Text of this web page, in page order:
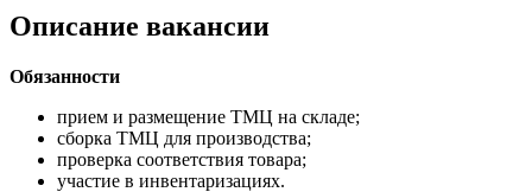
Описание вакансии
Обязанности
прием и размещение ТМЦ на складе;
сборка ТМЦ для производства;
проверка соответствия товара;
участие в инвентаризациях.